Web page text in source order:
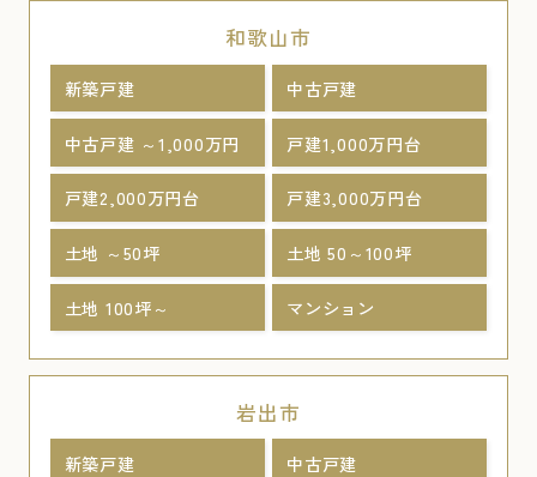
和歌山市
新築戸建 中古戸建
中古戸建 ～1,000万円 戸建1,000万円台
戸建2,000万円台 戸建3,000万円台
土地 ～50坪 土地 50～100坪
土地 100坪～ マンション
岩出市
新築戸建 中古戸建